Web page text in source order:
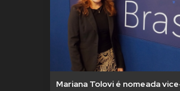
Mariana Tolovi é nomeada